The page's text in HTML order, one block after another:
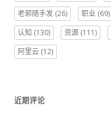
老郭随手发 (26) 职业 (69)
认知 (130) 资源 (111)
阿里云 (12)
近期评论